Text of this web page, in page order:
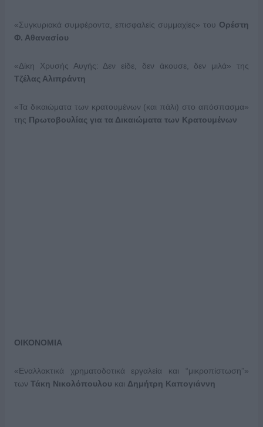
«Συγκυριακά συμφέροντα, επισφαλείς συμμαχίες» του Ορέστη
Φ. Αθανασίου
«Δίκη Χρυσής Αυγής: Δεν είδε, δεν άκουσε, δεν μιλά» της
Τζέλας Αλιπράντη
«Τα δικαιώματα των κρατουμένων (και πάλι) στο απόσπασμα»
της Πρωτοβουλίας για τα Δικαιώματα των Κρατουμένων
ΟΙΚΟΝΟΜΙΑ
«Εναλλακτικά χρηματοδοτικά εργαλεία και “μικροπίστωση”»
των Τάκη Νικολόπουλου και Δημήτρη Καπογιάννη